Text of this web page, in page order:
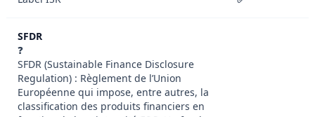
SFDR
❓
SFDR (Sustainable Finance Disclosure
Regulation) : Règlement de l’Union
Européenne qui impose, entre autres, la
classification des produits financiers en